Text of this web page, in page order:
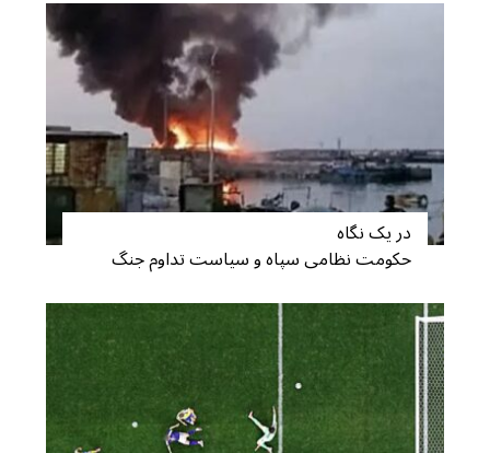
در یک نگاه
حکومت نظامی سپاه و سیاست تداوم جنگ